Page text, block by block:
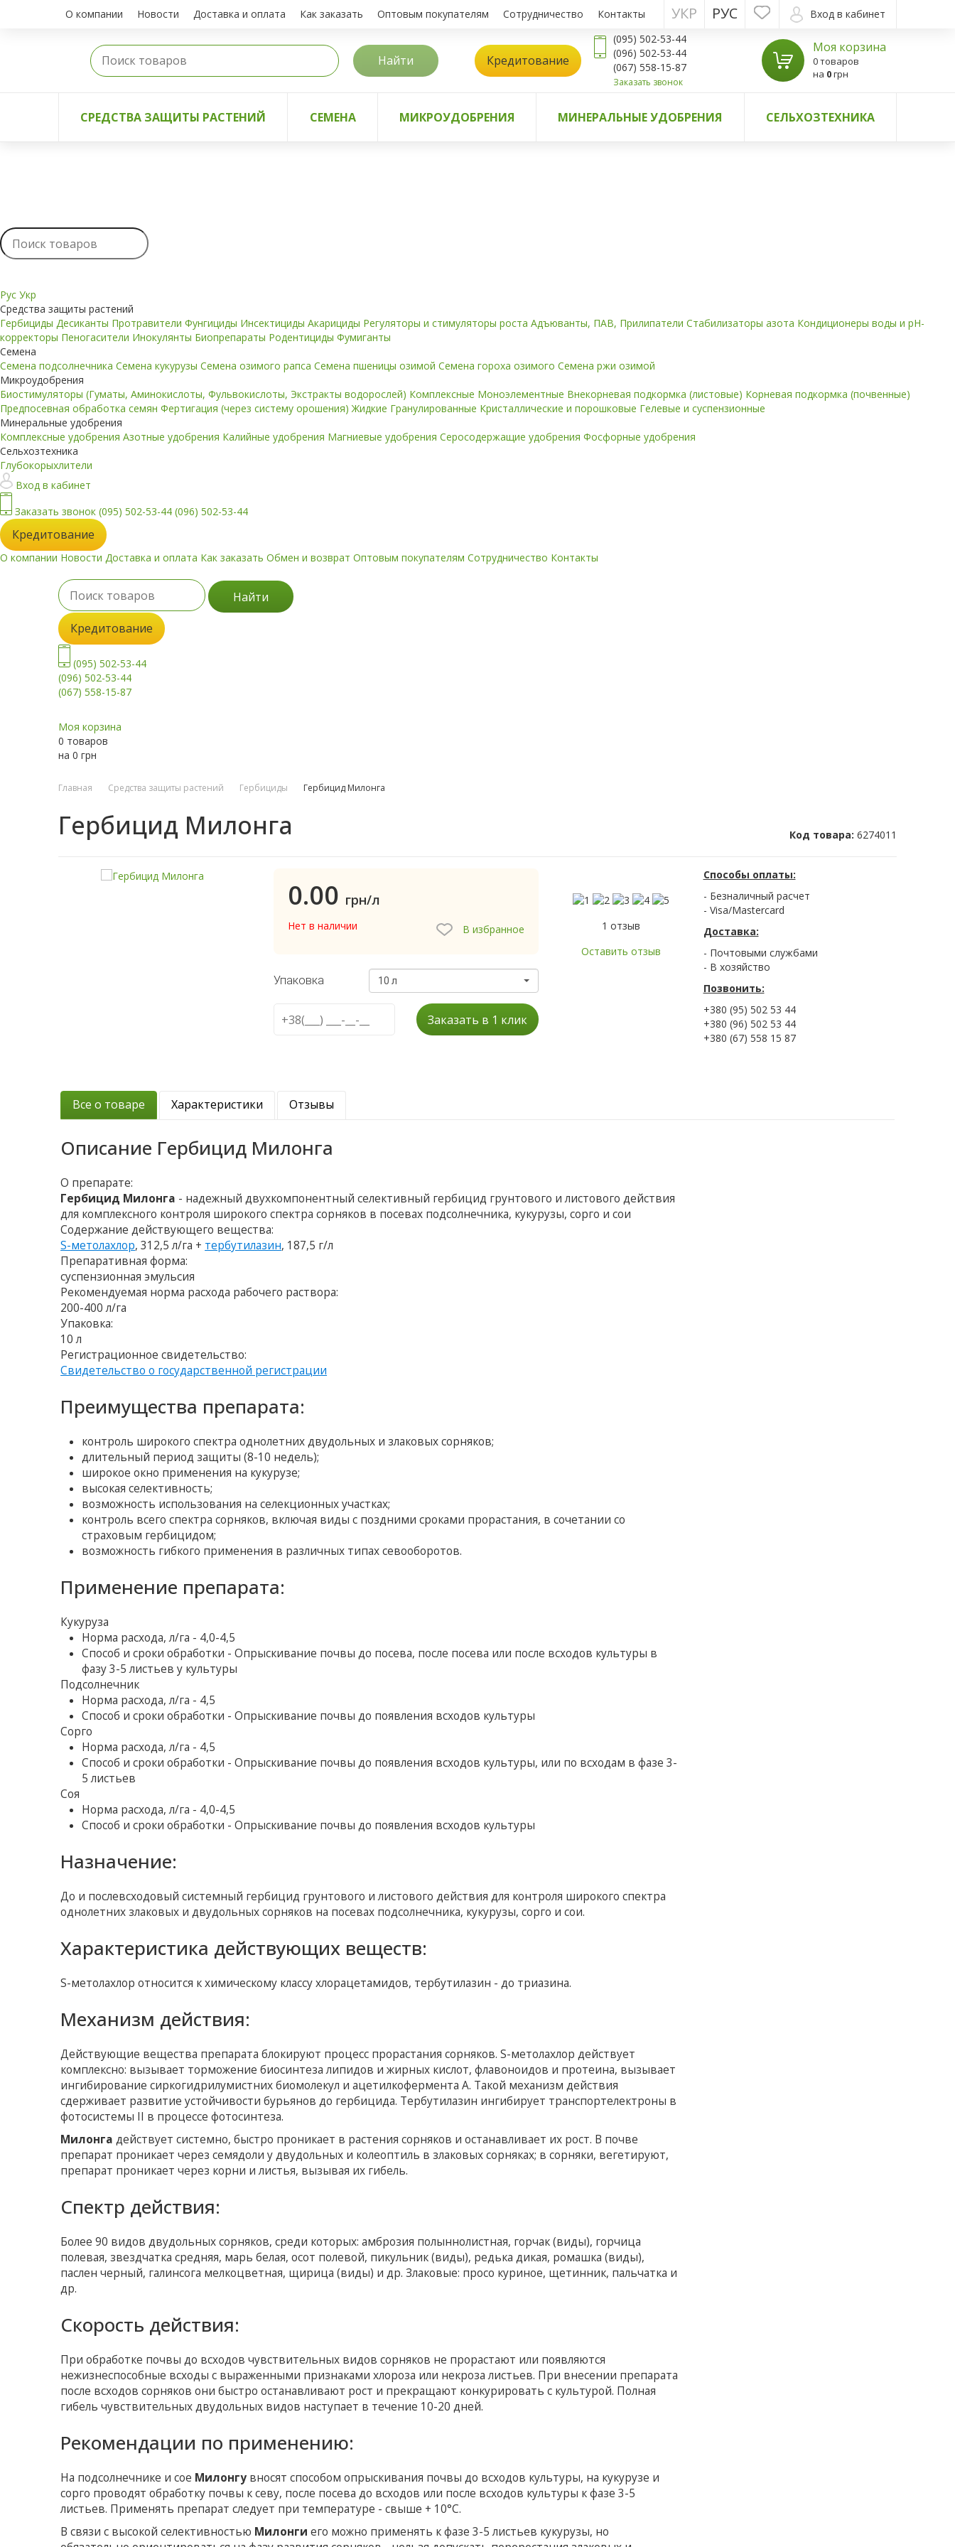
О компании Новости Доставка и оплата Как заказать Оптовым покупателям Сотрудничество Контакты Вход в кабинет
РУС
УКР
Найти Кредитование
(095) 502-53-44
(096) 502-53-44
(067) 558-15-87
Заказать звонок
Моя корзина
0 товаров
на 0грн
СРЕДСТВА ЗАЩИТЫ РАСТЕНИЙ СЕМЕНА МИКРОУДОБРЕНИЯ МИНЕРАЛЬНЫЕ УДОБРЕНИЯ СЕЛЬХОЗТЕХНИКА
Рус Укр
Средства защиты растений
Гербициды Десиканты Протравители Фунгициды Инсектициды Акарициды Регуляторы и стимуляторы роста Адъюванты, ПАВ, Прилипатели Стабилизаторы азота Кондиционеры воды и pH-
корректоры Пеногасители Инокулянты Биопрепараты Родентициды Фумиганты
Семена
Семена подсолнечника Семена кукурузы Семена озимого рапса Семена пшеницы озимой Семена гороха озимого Семена ржи озимой
Микроудобрения
Биостимуляторы (Гуматы, Аминокислоты, Фульвокислоты, Экстракты водорослей) Комплексные Моноэлементные Внекорневая подкормка (листовые) Корневая подкормка (почвенные)
Предпосевная обработка семян Фертигация (через систему орошения)Жидкие Гранулированные Кристаллические и порошковые Гелевые и суспензионные
Минеральные удобрения
Комплексные удобрения Азотные удобрения Калийные удобрения Магниевые удобрения Серосодержащие удобрения Фосфорные удобрения
Сельхозтехника
Глубокорыхлители
Вход в кабинет
Заказать звонок (095) 502-53-44 (096) 502-53-44
Кредитование
О компании Новости Доставка и оплата Как заказать Обмен и возврат Оптовым покупателям Сотрудничество Контакты
Найти
Кредитование
(095) 502-53-44
(096) 502-53-44
(067) 558-15-87
Моя корзина
0 товаров
на 0 грн
Главная Средства защиты растений Гербициды Гербицид Милонга
Гербицид Милонга Код товара: 6274011
0.00 грн/л
Нет в наличии В избранное
Упаковка 10 л
1 отзыв
Оставить отзыв
Заказать в 1 клик
Способы оплаты:
- Безналичный расчет
- Visa/Mastercard
Доставка:
- Почтовыми службами
- В хозяйство
Позвонить:
+380 (95) 502 53 44
+380 (96) 502 53 44
+380 (67) 558 15 87
Все о товаре Характеристики Отзывы
Описание Гербицид Милонга
О препарате:
Гербицид Милонга - надежный двухкомпонентный селективный гербицид грунтового и листового действия
для комплексного контроля широкого спектра сорняков в посевах подсолнечника, кукурузы, сорго и сои
Содержание действующего вещества:
S-метолахлор, 312,5 л/га + тербутилазин, 187,5 г/л
Препаративная форма:
суспензионная эмульсия
Рекомендуемая норма расхода рабочего раствора:
200-400 л/га
Упаковка:
10 л
Регистрационное свидетельство:
Свидетельство о государственной регистрации
Преимущества препарата:
контроль широкого спектра однолетних двудольных и злаковых сорняков;
длительный период защиты (8-10 недель);
широкое окно применения на кукурузе;
высокая селективность;
возможность использования на селекционных участках;
контроль всего спектра сорняков, включая виды с поздними сроками прорастания, в сочетании со
страховым гербицидом;
возможность гибкого применения в различных типах севооборотов.
Применение препарата:
Кукуруза
Норма расхода, л/га - 4,0-4,5
Способ и сроки обработки - Опрыскивание почвы до посева, после посева или после всходов культуры в
фазу 3-5 листьев у культуры
Подсолнечник
Норма расхода, л/га - 4,5
Способ и сроки обработки - Опрыскивание почвы до появления всходов культуры
Сорго
Норма расхода, л/га - 4,5
Способ и сроки обработки - Опрыскивание почвы до появления всходов культуры, или по всходам в фазе 3-
5 листьев
Cоя
Норма расхода, л/га - 4,0-4,5
Способ и сроки обработки - Опрыскивание почвы до появления всходов культуры
Назначение:
До и послевсходовый системный гербицид грунтового и листового действия для контроля широкого спектра
однолетних злаковых и двудольных сорняков на посевах подсолнечника, кукурузы, сорго и сои.
Характеристика действующих веществ:
S-метолахлор относится к химическому классу хлорацетамидов, тербутилазин - до триазина.
Механизм действия:
Действующие вещества препарата блокируют процесс прорастания сорняков. S-метолахлор действует
комплексно: вызывает торможение биосинтеза липидов и жирных кислот, флавоноидов и протеина, вызывает
ингибирование сиркогидрилумистних биомолекул и ацетилкофермента А. Такой механизм действия
сдерживает развитие устойчивости бурьянов до гербицида. Тербутилазин ингибирует транспортелектроны в
фотосистемы II в процессе фотосинтеза.
Милонга действует системно, быстро проникает в растения сорняков и останавливает их рост. В почве
препарат проникает через семядоли у двудольных и колеоптиль в злаковых сорняках; в сорняки, вегетируют,
препарат проникает через корни и листья, вызывая их гибель.
Спектр действия:
Более 90 видов двудольных сорняков, среди которых: амброзия полыннолистная, горчак (виды), горчица
полевая, звездчатка средняя, ​​марь белая, осот полевой, пикульник (виды), редька дикая, ромашка (виды),
паслен черный, галинсога мелкоцветная, щирица (виды) и др. Злаковые: просо куриное, щетинник, пальчатка и
др.
Скорость действия:
При обработке почвы до всходов чувствительных видов сорняков не прорастают или появляются
нежизнеспособные всходы с выраженными признаками хлороза или некроза листьев. При внесении препарата
после всходов сорняков они быстро останавливают рост и прекращают конкурировать с культурой. Полная
гибель чувствительных двудольных видов наступает в течение 10-20 дней.
Рекомендации по применению:
На подсолнечнике и сое Милонгу вносят способом опрыскивания почвы до всходов культуры, на кукурузе и
сорго проводят обработку почвы к севу, после посева до всходов или после всходов культуры к фазе 3-5
листьев. Применять препарат следует при температуре - свыше + 10°С.
В связи с высокой селективностью Милонгиего можно применять к фазе 3-5 листьев кукурузы, но